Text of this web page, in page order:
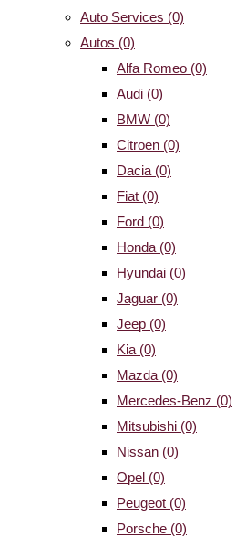
Auto Services (0)
Autos (0)
Alfa Romeo (0)
Audi (0)
BMW (0)
Citroen (0)
Dacia (0)
Fiat (0)
Ford (0)
Honda (0)
Hyundai (0)
Jaguar (0)
Jeep (0)
Kia (0)
Mazda (0)
Mercedes-Benz (0)
Mitsubishi (0)
Nissan (0)
Opel (0)
Peugeot (0)
Porsche (0)